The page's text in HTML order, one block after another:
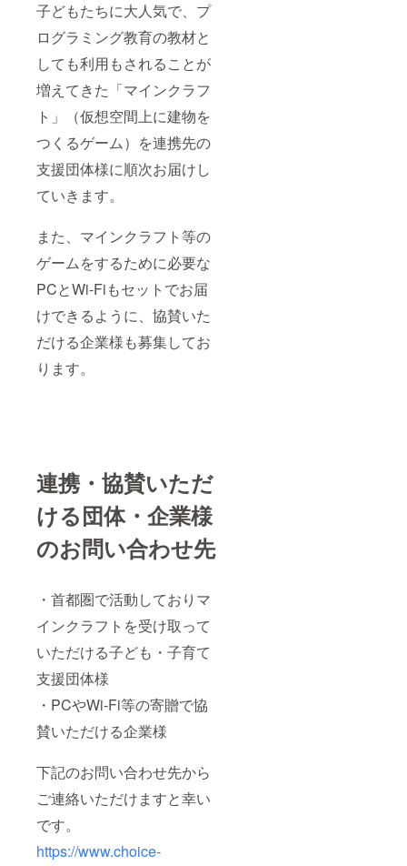
子どもたちに大人気で、プ
ログラミング教育の教材と
しても利用もされることが
増えてきた「マインクラフ
ト」（仮想空間上に建物を
つくるゲーム）を連携先の
支援団体様に順次お届けし
ていきます。
また、マインクラフト等の
ゲームをするために必要な
PCとWi-Fiもセットでお届
けできるように、協賛いた
だける企業様も募集してお
ります。
連携・協賛いただ
ける団体・企業様
のお問い合わせ先
・首都圏で活動しておりマ
インクラフトを受け取って
いただける子ども・子育て
支援団体様
・PCやWi-Fi等の寄贈で協
賛いただける企業様
下記のお問い合わせ先から
ご連絡いただけますと幸い
です。
https://www.choice-